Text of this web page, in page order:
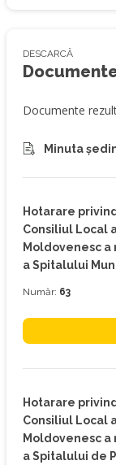
DESCARCĂ
Documente
Minuta
Hotarare
Consiliul Local
Moldovenesc
a Spitalului
Număr: 63
Hotarare
Consiliul Local
Moldovenesc
a Spitalului de